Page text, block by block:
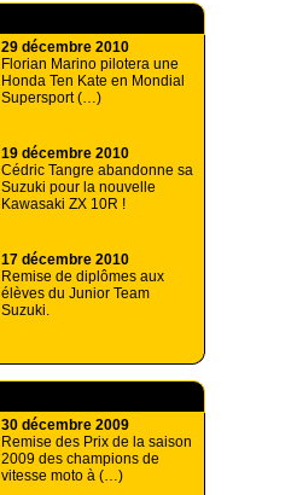
29 décembre 2010
Florian Marino pilotera une
Honda Ten Kate en Mondial
Supersport (…)
19 décembre 2010
Cédric Tangre abandonne sa
Suzuki pour la nouvelle
Kawasaki ZX 10R !
17 décembre 2010
Remise de diplômes aux
élèves du Junior Team
Suzuki.
30 décembre 2009
Remise des Prix de la saison
2009 des champions de
vitesse moto à (…)